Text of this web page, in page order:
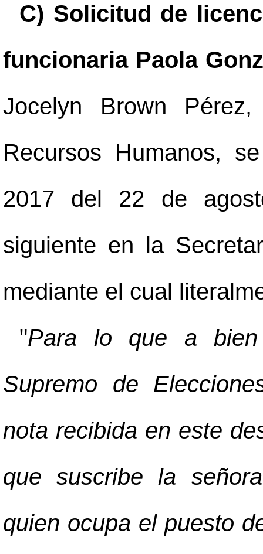
C) Solicitud de
funcionaria Paola
Jocelyn Brown
Recursos Humanos,
2017 del 22 de
siguiente en la
mediante el cual
"Para lo que a bien
Supremo de
nota recibida en este
que suscribe la
quien ocupa el puesto